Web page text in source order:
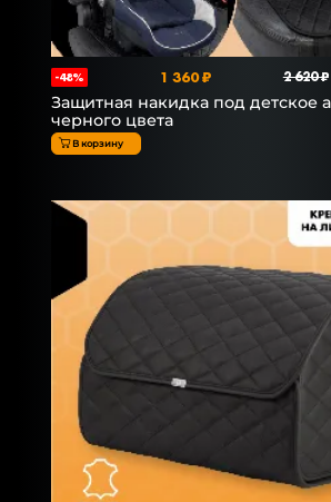
-48% 1 360 ₽ 2 620 ₽
Защитная накидка под детское
черного цвета
В корзину